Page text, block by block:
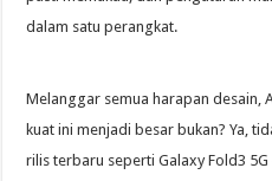
dalam satu perangkat.
Melanggar semua harapan desain,
kuat ini menjadi besar bukan? Ya,
rilis terbaru seperti Galaxy Fold3